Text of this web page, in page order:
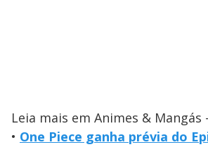
Leia mais em Animes & Mangás
• One Piece ganha prévia do